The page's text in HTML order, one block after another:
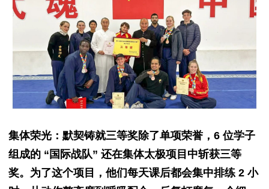
集体荣光：默契铸就三等奖除了单项荣誉，6 位学子
组成的 “国际战队” 还在集体太极项目中斩获三等
奖。为了这个项目，他们每天课后都会集中排练 2 小